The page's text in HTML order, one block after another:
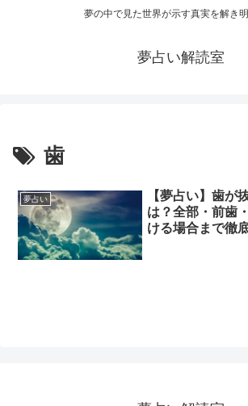
夢の中で見た世界が示す真実を解き
夢占い解読室
歯
夢占い
【夢占い】歯が
は？全部・前歯
ける場合まで徹